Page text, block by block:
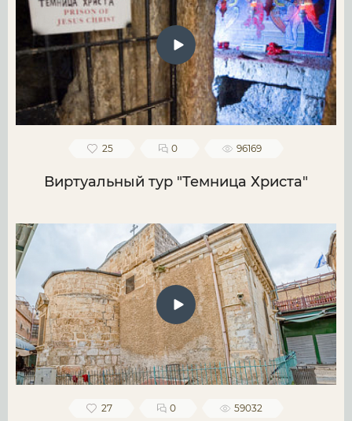
25 0 96169
Виртуальный тур "Темница Христа"
27 0 59032